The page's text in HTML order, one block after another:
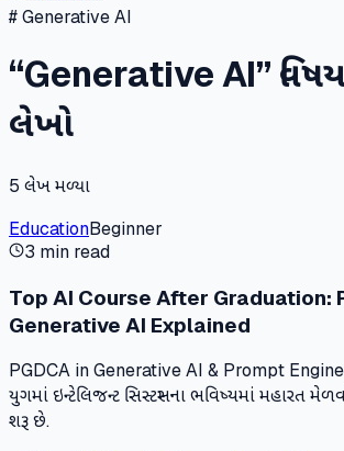
#Generative AI
“Generative AI”
લેખો
5 લેખ મળ્યા
EducationBeginner
3 min read
Top AI Course After Graduation:
Generative AI Explained
PGDCA in Generative AI & Prompt
યુગમાં ઇન્ટેલિજન્ટ સિસ્ટમ્સના ભવિષ્યમાં મહારત
શરૂ છે.